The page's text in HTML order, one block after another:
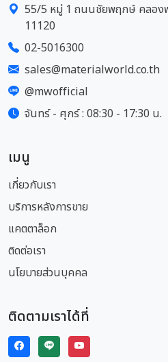
55/5 หมู่ 1 ถนนชัยพฤกษ์ คลอง
11120
02-5016300
sales@materialworld.co.th
@mwofficial
จันทร์ - ศุกร์ : 08:30 - 17:30 น.
เมนู
เกี่ยวกับเรา
บริการหลังการขาย
แคตตาล็อก
ติดต่อเรา
นโยบายส่วนบุคคล
ติดตามเราได้ที่